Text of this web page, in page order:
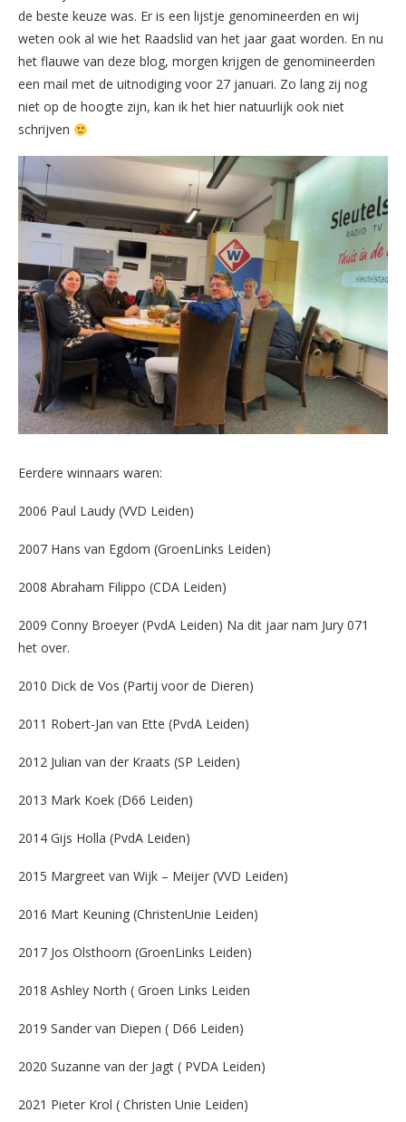
de beste keuze was. Er is een lijstje genomineerden en wij
weten ook al wie het Raadslid van het jaar gaat worden. En nu
het flauwe van deze blog, morgen krijgen de genomineerden
een mail met de uitnodiging voor 27 januari. Zo lang zij nog
niet op de hoogte zijn, kan ik het hier natuurlijk ook niet
schrijven
Eerdere winnaars waren:
2006 Paul Laudy (VVD Leiden)
2007 Hans van Egdom (GroenLinks Leiden)
2008 Abraham Filippo (CDA Leiden)
2009 Conny Broeyer (PvdA Leiden) Na dit jaar nam Jury 071
het over.
2010 Dick de Vos (Partij voor de Dieren)
2011 Robert-Jan van Ette (PvdA Leiden)
2012 Julian van der Kraats (SP Leiden)
2013 Mark Koek (D66 Leiden)
2014 Gijs Holla (PvdA Leiden)
2015 Margreet van Wijk – Meijer (VVD Leiden)
2016 Mart Keuning (ChristenUnie Leiden)
2017 Jos Olsthoorn (GroenLinks Leiden)
2018 Ashley North ( Groen Links Leiden
2019 Sander van Diepen ( D66 Leiden)
2020 Suzanne van der Jagt ( PVDA Leiden)
2021 Pieter Krol ( Christen Unie Leiden)